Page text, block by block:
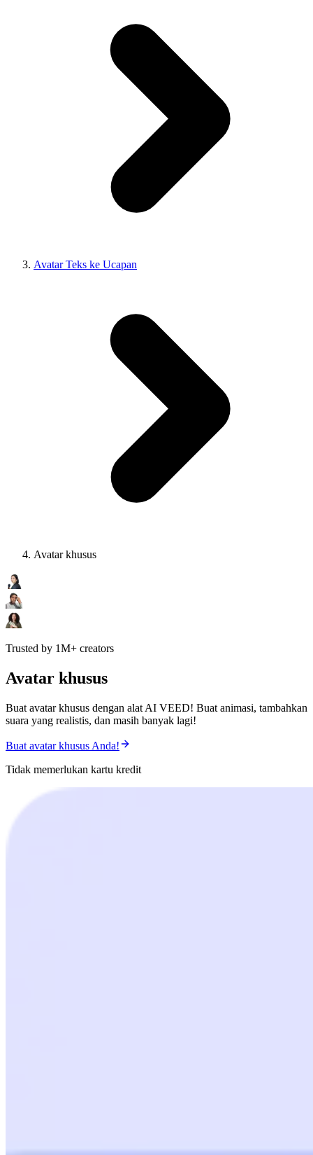
Avatar Teks ke Ucapan
Avatar khusus
Trusted by 1M+ creators
Avatar khusus
Buat avatar khusus dengan alat AI VEED! Buat animasi, tambahkan
suara yang realistis, dan masih banyak lagi!
Buat avatar khusus Anda!
Tidak memerlukan kartu kredit